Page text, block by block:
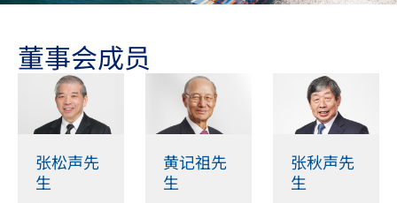
董事会成员
张松声先
生
黄记祖先
生
张秋声先
生